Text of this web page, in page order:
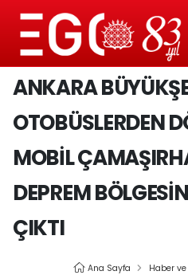
ANKARA
OTOBÜSLERDEN
MOBİL
DEPREM
ÇIKTI
Ana Sayfa Haber